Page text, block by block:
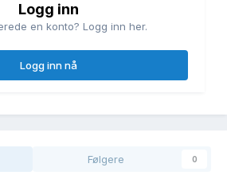
Logg inn
en konto? Logg inn her.
Logg inn nå
Følgere 0